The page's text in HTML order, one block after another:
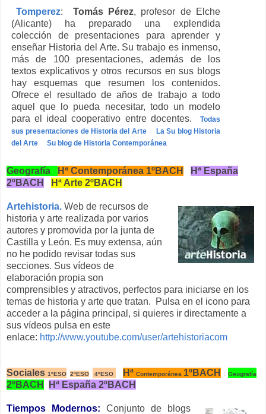
Tomperez: Tomás Pérez, profesor de Elche
(Alicante) ha preparado una explendida
colección de presentaciones para aprender y
enseñar Historia del Arte. Su trabajo es inmenso,
más de 100 presentaciones, además de los
textos explicativos y otros recursos en sus blogs
hay esquemas que resumen los contenidos.
Ofrece el resultado de años de trabajo a todo
aquel que lo pueda necesitar, todo un modelo
para el ideal cooperativo entre docentes.
Todas
sus presentaciones de Historia del Arte
La Su blog Historia
del Arte
Su blog de Historia Contemporánea
Geografía Hª Contemporánea 1ºBACH
Hª España
2ºBACH
Hª Arte 2ºBACH
Artehistoria. Web de recursos de
historia y arte realizada por varios
autores y promovida por la junta de
Castilla y León. Es muy extensa, aún
no he podido revisar todas sus
secciones. Sus vídeos de
elaboración propia son
comprensibles y atractivos, perfectos para iniciarse en los
temas de historia y arte que tratan. Pulsa en el icono para
acceder a la página principal, si quieres ir directamente a
sus vídeos pulsa en este
enlace: http://www.youtube.com/user/artehistoriacom
Sociales 1ºESO 2ºESO 4ºESO Hª Contemporánea 1ºBACH Geografía
2ºBACH Hª España 2ºBACH
Tiempos Modernos:Conjunto de blogs